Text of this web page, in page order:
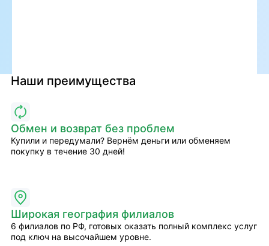
Наши преимущества
Обмен и возврат без проблем
Купили и передумали? Вернём деньги или обменяем
покупку в течение 30 дней!
Широкая география филиалов
6 филиалов по РФ, готовых оказать полный комплекс услуг
под ключ на высочайшем уровне.